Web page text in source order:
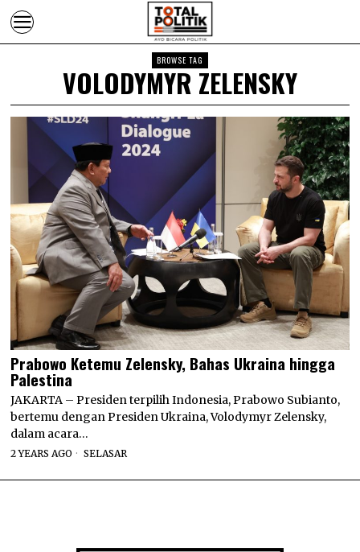
BROWSE TAG
VOLODYMYR ZELENSKY
Prabowo Ketemu Zelensky, Bahas Ukraina hingga
Palestina
JAKARTA – Presiden terpilih Indonesia, Prabowo Subianto,
bertemu dengan Presiden Ukraina, Volodymyr Zelensky,
dalam acara…
2 YEARS AGO SELASAR